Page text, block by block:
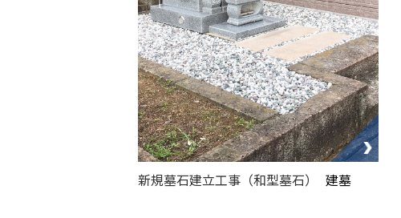
新規墓石建立工事（和型墓石） 建墓